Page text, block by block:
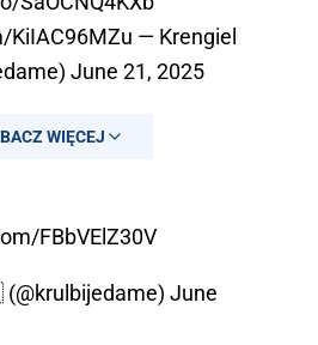
KiIAC96MZu — Krengiel
June 21, 2025
WIĘCEJ
FBbVElZ30V
June